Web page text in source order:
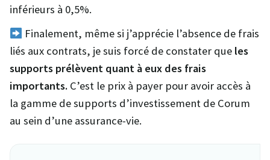
inférieurs à 0,5%.
Finalement, même si j’apprécie l’absence de frais
liés aux contrats, je suis forcé de constater que les
supports prélèvent quant à eux des frais
importants. C’est le prix à payer pour avoir accès à
la gamme de supports d’investissement de Corum
au sein d’une assurance-vie.